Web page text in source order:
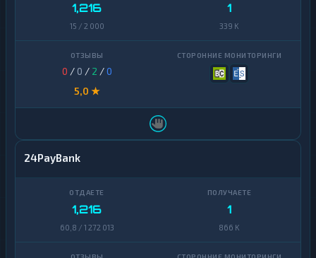
1,216
15 / 2 000
1
339 K
0 / 0 / 2 /0
5,0 ★
24PayBank
1,216
60,8 / 1 272 013
1
866 K